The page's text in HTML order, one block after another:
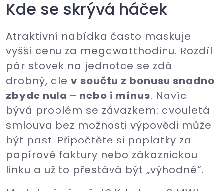
Kde se skrývá háček
Atraktivní nabídka často maskuje
vyšší cenu za megawatthodinu. Rozdíl
pár stovek na jednotce se zdá
drobný, ale v součtu z bonusu snadno
zbyde nula – nebo i mínus. Navíc
bývá problém se závazkem: dvouletá
smlouva bez možnosti výpovědi může
být past. Připočtěte si poplatky za
papírové faktury nebo zákaznickou
linku a už to přestává být „výhodné“.